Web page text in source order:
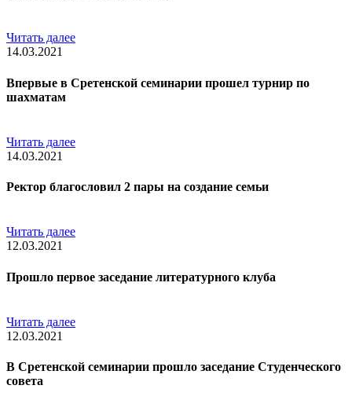
Читать далее
14.03.2021
Впервые в Сретенской семинарии прошел турнир по
шахматам
Читать далее
14.03.2021
Ректор благословил 2 пары на создание семьи
Читать далее
12.03.2021
Прошло первое заседание литературного клуба
Читать далее
12.03.2021
В Сретенской семинарии прошло заседание Студенческого
совета